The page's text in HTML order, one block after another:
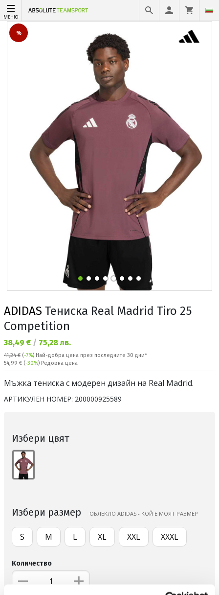
МЕНЮ
%
ADIDAS Тениска Real Madrid Tiro 25
Competition
Текуща цена:
38,49 € / 75,28 лв.
41,24 € (-7%) Най-добра цена през последните 30 дни*
Редовна цена:
54,99 € (-30%) Редовна цена
Мъжка тениска с модерен дизайн на Real Madrid.
АРТИКУЛЕН НОМЕР: 200000925589
Избери цвят
Избери размер OБЛЕКЛО ADIDAS - КОЙ Е МОЯТ РАЗМЕР
S M L XL XXL XXXL
Количество